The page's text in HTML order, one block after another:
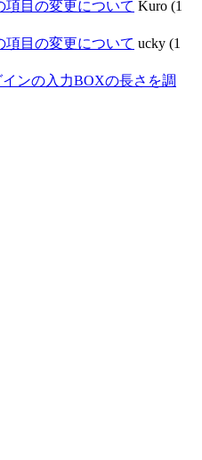
項目の変更について Kuro (1
項目の変更について ucky (1
インの入力BOXの長さを調